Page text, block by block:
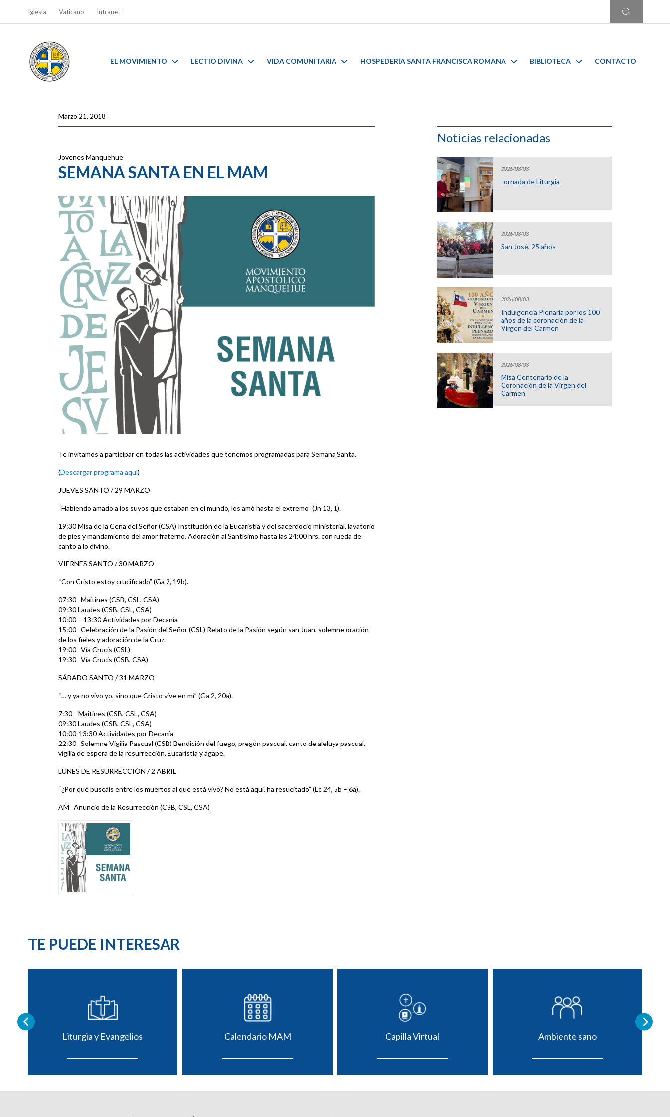
Iglesia Vaticano Intranet
EL MOVIMIENTO LECTIO DIVINA VIDA COMUNITARIA HOSPEDERÍA SANTA FRANCISCA ROMANA BIBLIOTECA CONTACTO
Marzo 21, 2018
Jovenes Manquehue
SEMANA SANTA EN EL MAM
Te invitamos a participar en todas las actividades que tenemos programadas para Semana Santa.
(Descargar programa aquí)
JUEVES SANTO / 29 MARZO
“Habiendo amado a los suyos que estaban en el mundo, los amó hasta el extremo” (Jn 13, 1).
19:30 Misa de la Cena del Señor (CSA) Institución de la Eucaristía y del sacerdocio ministerial, lavatorio
de pies y mandamiento del amor fraterno. Adoración al Santísimo hasta las 24:00 hrs. con rueda de
canto a lo divino.
VIERNES SANTO / 30 MARZO
“Con Cristo estoy crucificado” (Ga 2, 19b).
07:30 Maitines (CSB, CSL, CSA)
09:30 Laudes (CSB, CSL, CSA)
10:00 – 13:30 Actividades por Decanía
15:00 Celebración de la Pasión del Señor (CSL) Relato de la Pasión según san Juan, solemne oración
de los fieles y adoración de la Cruz.
19:00 Vía Crucis (CSL)
19:30 Vía Crucis (CSB, CSA)
SÁBADO SANTO / 31 MARZO
“… y ya no vivo yo, sino que Cristo vive en mí” (Ga 2, 20a).
7:30 Maitines (CSB, CSL, CSA)
09:30 Laudes (CSB, CSL, CSA)
10:00-13:30 Actividades por Decanía
22:30 Solemne Vigilia Pascual (CSB) Bendición del fuego, pregón pascual, canto de aleluya pascual,
vigilia de espera de la resurrección, Eucaristía y ágape.
LUNES DE RESURRECCIÓN / 2 ABRIL
“¿Por qué buscáis entre los muertos al que está vivo? No está aquí, ha resucitado” (Lc 24, 5b – 6a).
AM Anuncio de la Resurrección (CSB, CSL, CSA)
Noticias relacionadas
2026/08/03
Jornada de Liturgia
2026/08/03
San José, 25 años
2026/08/03
Indulgencia Plenaria por los 100
años de la coronación de la
Virgen del Carmen
2026/08/03
Misa Centenario de la
Coronación de la Virgen del
Carmen
TE PUEDE INTERESAR
Liturgia y Evangelios Calendario MAM Capilla Virtual Ambiente sano